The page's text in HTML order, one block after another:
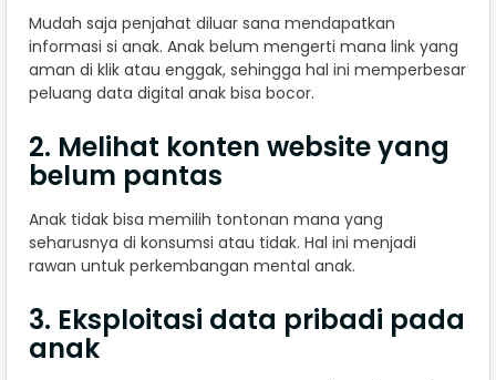
Mudah saja penjahat diluar sana mendapatkan
informasi si anak. Anak belum mengerti mana link yang
aman di klik atau enggak, sehingga hal ini memperbesar
peluang data digital anak bisa bocor.
2. Melihat konten website yang
belum pantas
Anak tidak bisa memilih tontonan mana yang
seharusnya di konsumsi atau tidak. Hal ini menjadi
rawan untuk perkembangan mental anak.
3. Eksploitasi data pribadi pada
anak